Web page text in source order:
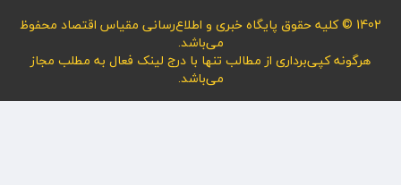
1402 © کلیه حقوق پایگاه خبری و اطلاع‌رسانی مقیاس اقتصاد محفوظ
می‌باشد.
هرگونه کپی‌برداری از مطالب تنها با درج لینک فعال به مطلب مجاز
می‌باشد.